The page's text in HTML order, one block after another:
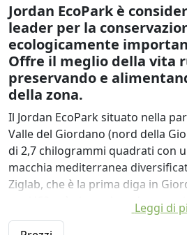
Jordan EcoPark è
leader per la
ecologicamente
Offre il meglio della vita
preservando e
della zona.
Il Jordan EcoPark situato nella
Valle del Giordano (nord della
di 2,7 chilogrammi quadrati con
macchia mediterranea
Ziglab, che è la prima diga in
anni '60, e è circondato da
beduini di capre. Il design
Leggi di